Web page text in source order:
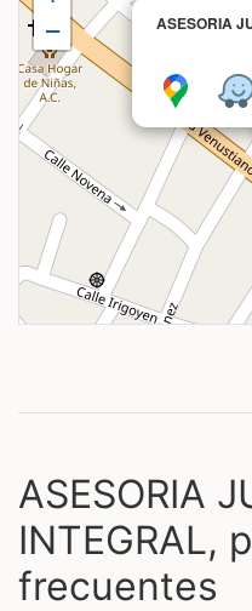
ASESORIA
−
ASESORIA
INTEGRAL,
frecuentes